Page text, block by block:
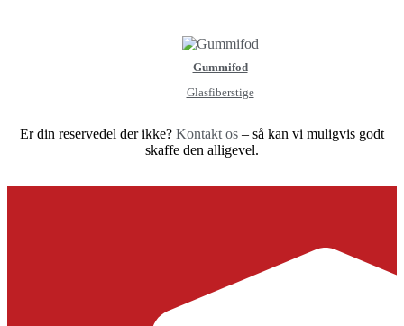
Gummifod
Glasfiberstige
Er din reservedel der ikke? Kontakt os – så kan vi muligvis godt
skaffe den alligevel.